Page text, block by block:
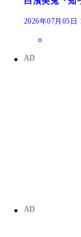
2026年07月05日